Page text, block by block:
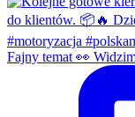
Fajny temat 👀